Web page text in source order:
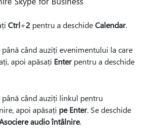
Ctrl+2 pentru a deschideCalendar.
până când auziți evenimentului la care
apoi apăsați Enterpentru a deschide
până când auziți linkul pentru
apoi apăsați pe Enter. Se deschide
audio întâlnire.